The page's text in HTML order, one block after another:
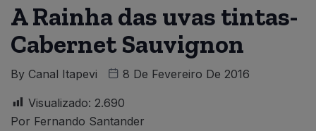
A Rainha das uvas tintas-
Cabernet Sauvignon
By Canal Itapevi 8 De Fevereiro De 2016
Visualizado: 2.690
Por Fernando Santander